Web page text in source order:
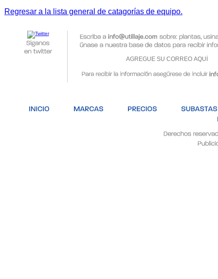
Regresar a la lista general de catagorías de equipo.